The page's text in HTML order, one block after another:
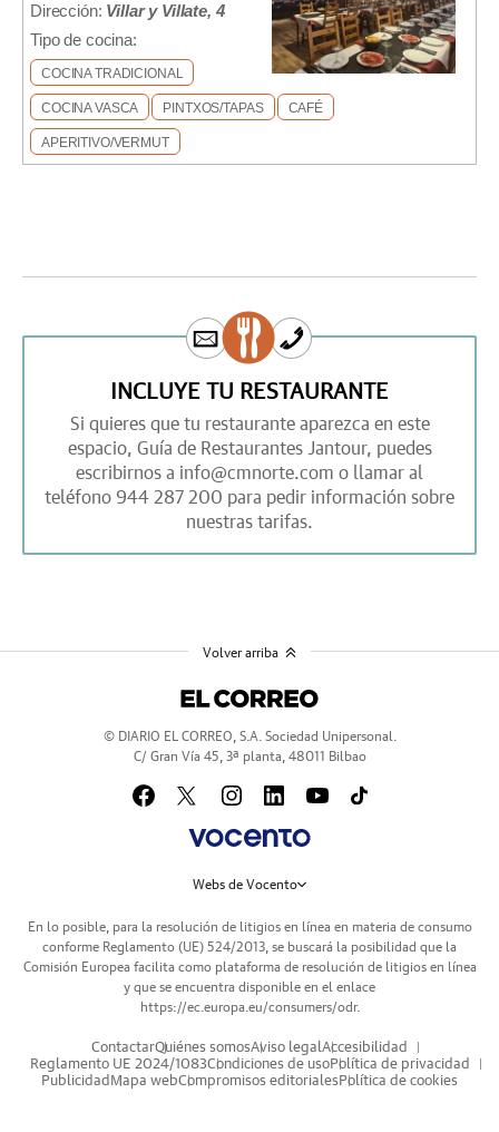
Dirección: Villar y Villate, 4
Tipo de cocina:
COCINA TRADICIONAL
COCINA VASCA PINTXOS/TAPAS CAFÉ
APERITIVO/VERMUT
INCLUYE TU RESTAURANTE
Si quieres que tu restaurante aparezca en este
espacio, Guía de Restaurantes Jantour, puedes
escribirnos a info@cmnorte.com o llamar al
teléfono 944 287 200 para pedir información sobre
nuestras tarifas.
© DIARIO EL CORREO, S.A. Sociedad Unipersonal.
C/ Gran Vía 45, 3ª planta, 48011 Bilbao
Webs de Vocento
En lo posible, para la resolución de litigios en línea en materia de consumo
conforme Reglamento (UE) 524/2013, se buscará la posibilidad que la
Comisión Europea facilita como plataforma de resolución de litigios en línea
y que se encuentra disponible en el enlace
https://ec.europa.eu/consumers/odr.
ContactarQuiénes somosAviso legal Accesibilidad
Reglamento UE 2024/1083Condiciones de usoPolítica de privacidad
Publicidad Mapa webCompromisos editorialesPolítica de cookies
Volver arriba